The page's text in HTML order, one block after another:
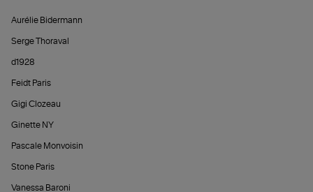
Aurélie Bidermann
Serge Thoraval
d1928
Feidt Paris
Gigi Clozeau
Ginette NY
Pascale Monvoisin
Stone Paris
Vanessa Baroni